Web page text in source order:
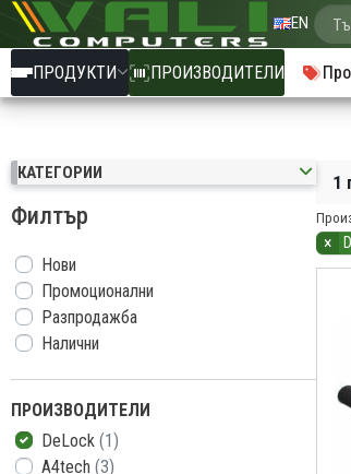
EN
ПРОДУКТИ ПРОИЗВОДИТЕЛИ
КАТЕГОРИИ
Филтър
Нови
Промоционални
Разпродажба
Налични
ПРОИЗВОДИТЕЛИ
DeLock (1)
A4tech (3)
1
×